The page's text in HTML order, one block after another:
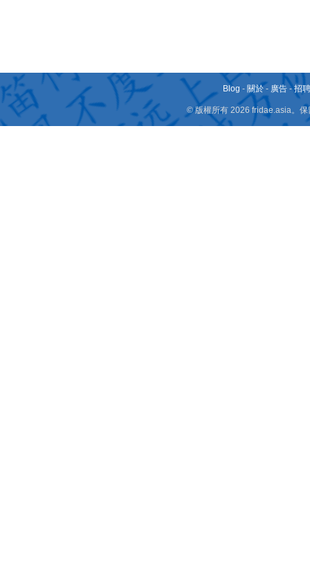
Blog - 關於 - 廣告 -招
© 版權所有 2026 fridae.asia。